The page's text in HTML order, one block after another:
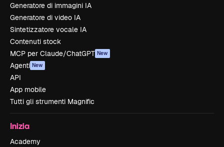
Generatore di immagini IA
Generatore di video IA
Sintetizzatore vocale IA
Contenuti stock
MCP per Claude/ChatGPT New
Agenti New
API
App mobile
Tutti gli strumenti Magnific
Inizia
Academy